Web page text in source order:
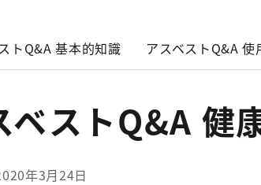
トQ&A 基本的知識 アスベストQ&A 使
ベストQ&A 健
年3月24日